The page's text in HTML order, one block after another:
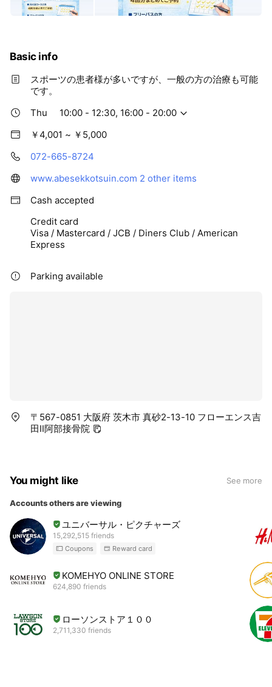
Basic info
スポーツの患者様が多いですが、一般の方の治療も可能
です。
Thu
10:00 - 12:30, 16:00 - 20:00
￥4,001 ~ ￥5,000
072-665-8724
www.abesekkotsuin.com 2 other items
Cash accepted
Credit card
Visa / Mastercard / JCB / Diners Club / American
Express
Parking available
〒567-0851 大阪府 茨木市 真砂2-13-10 フローエンス吉
田Ⅱ阿部接骨院
You might like See more
Accounts others are viewing
ユニバーサル・ピクチャーズ
15,292,515 friends
Coupons Reward card
KOMEHYO ONLINE STORE
624,890 friends
ローソンストア１００
2,711,330 friends